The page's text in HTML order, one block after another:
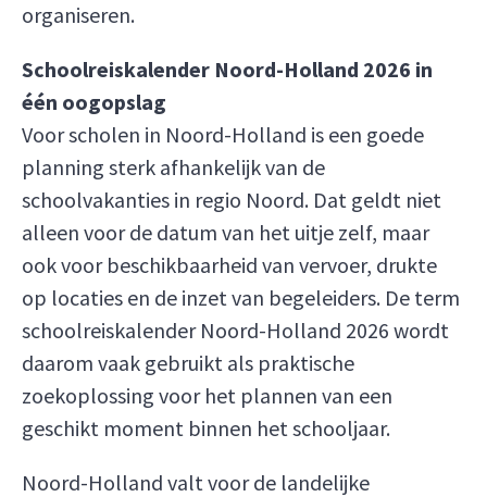
organiseren.
Schoolreiskalender Noord-Holland 2026 in
één oogopslag
Voor scholen in Noord-Holland is een goede
planning sterk afhankelijk van de
schoolvakanties in regio Noord. Dat geldt niet
alleen voor de datum van het uitje zelf, maar
ook voor beschikbaarheid van vervoer, drukte
op locaties en de inzet van begeleiders. De term
schoolreiskalender Noord-Holland 2026 wordt
daarom vaak gebruikt als praktische
zoekoplossing voor het plannen van een
geschikt moment binnen het schooljaar.
Noord-Holland valt voor de landelijke